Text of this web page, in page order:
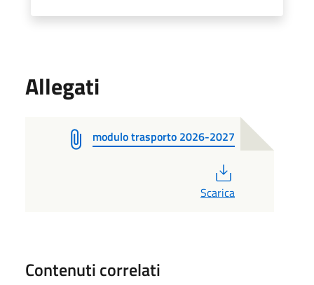
Allegati
modulo trasporto 2026-2027
Scarica
Contenuti correlati